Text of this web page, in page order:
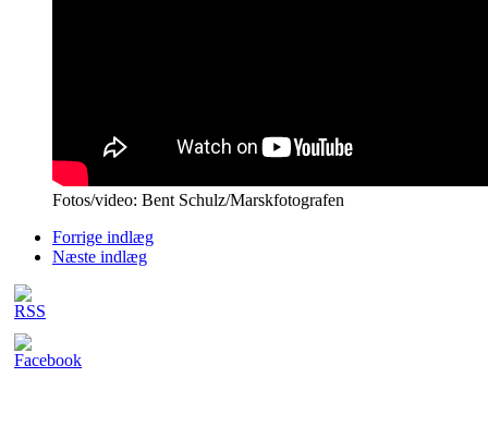
Fotos/video: Bent Schulz/Marskfotografen
Forrige indlæg
Næste indlæg